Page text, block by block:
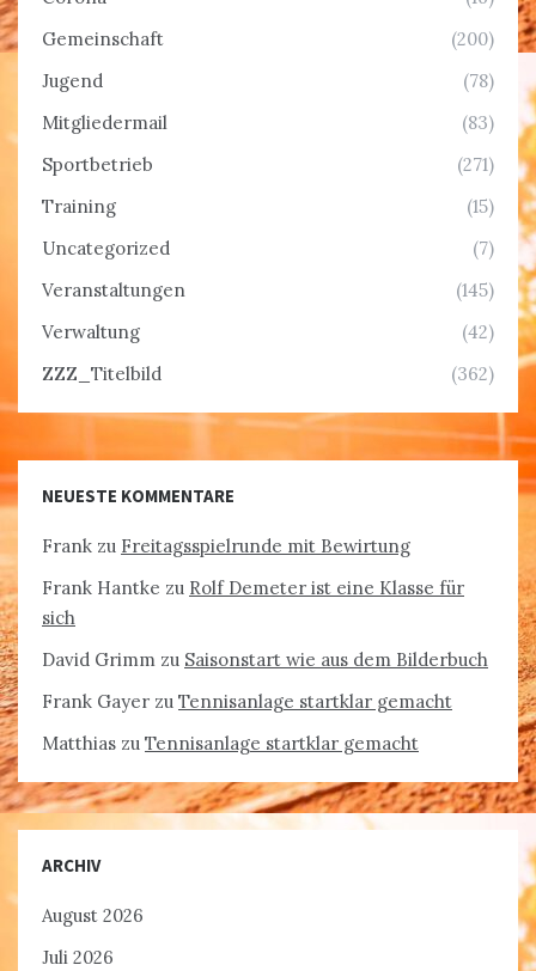
Gemeinschaft
(200)
Jugend
(78)
Mitgliedermail
(83)
Sportbetrieb
(271)
Training
(15)
Uncategorized
(7)
Veranstaltungen
(145)
Verwaltung
(42)
ZZZ_Titelbild
(362)
NEUESTE KOMMENTARE
Frank zu Freitagsspielrunde mit Bewirtung
Frank Hantke zu Rolf Demeter ist eine Klasse für
sich
David Grimm zu Saisonstart wie aus dem Bilderbuch
Frank Gayer zu Tennisanlage startklar gemacht
Matthias zu Tennisanlage startklar gemacht
ARCHIV
August 2026
Juli 2026